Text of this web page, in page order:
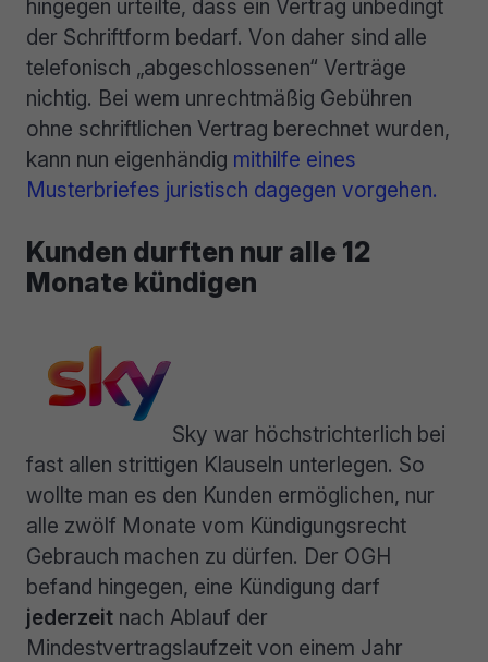
hingegen urteilte, dass ein Vertrag unbedingt
der Schriftform bedarf. Von daher sind alle
telefonisch „abgeschlossenen“ Verträge
nichtig. Bei wem unrechtmäßig Gebühren
ohne schriftlichen Vertrag berechnet wurden,
kann nun eigenhändig mithilfe eines
Musterbriefes juristisch dagegen vorgehen.
Kunden durften nur alle 12
Monate kündigen
Sky war höchstrichterlich bei
fast allen strittigen Klauseln unterlegen. So
wollte man es den Kunden ermöglichen, nur
alle zwölf Monate vom Kündigungsrecht
Gebrauch machen zu dürfen. Der OGH
befand hingegen, eine Kündigung darf
jederzeit nach Ablauf der
Mindestvertragslaufzeit von einem Jahr